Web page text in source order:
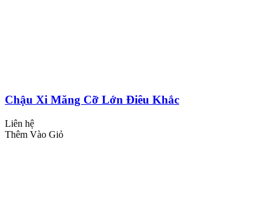
Chậu Xi Măng Cỡ Lớn Điêu Khắc
Liên hệ
Thêm Vào Giỏ